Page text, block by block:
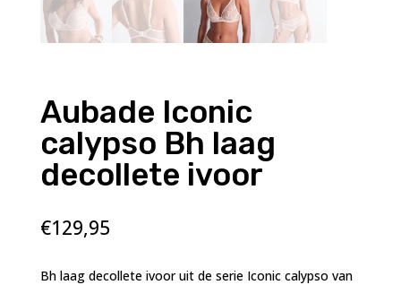
Aubade Iconic
calypso Bh laag
decollete ivoor
€129,95
Bh laag decollete ivoor uit de serie Iconic calypso van